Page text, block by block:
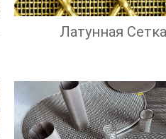
Латунная Сетка